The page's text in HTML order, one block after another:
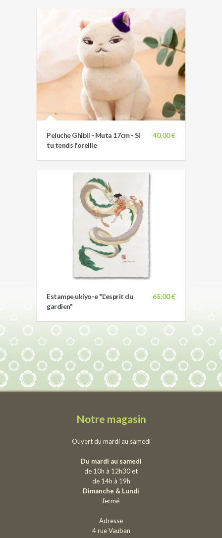
40,00 €
Peluche Ghibli - Muta 17cm - Si
tu tends l'oreille
65,00 €
Estampe ukiyo-e "L'esprit du
gardien"
Notre magasin
Ouvert du mardi au samedi
Du mardi au samedi
de 10h à 12h30 et
de 14h à 19h
Dimanche & Lundi
fermé
Adresse
4 rue Vauban